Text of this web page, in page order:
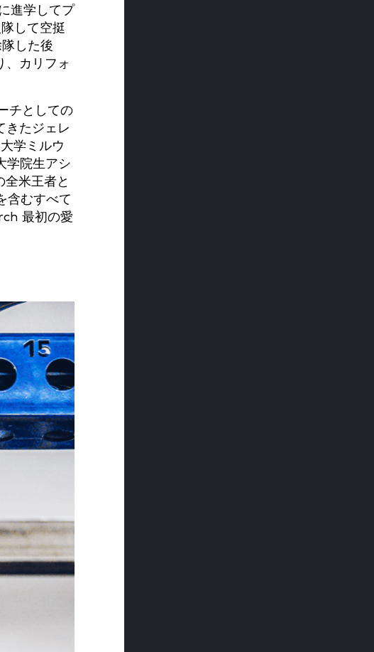
進学してプ
して空挺
した後
、カリフォ
チとしての
きたジェレ
学ミルウ
学院生アシ
米王者と
含むすべて
最初の愛